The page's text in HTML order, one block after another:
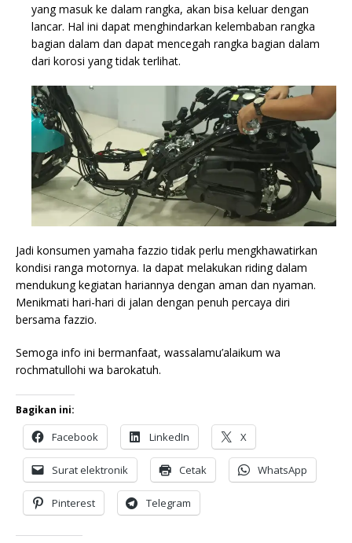
yang masuk ke dalam rangka, akan bisa keluar dengan
lancar. Hal ini dapat menghindarkan kelembaban rangka
bagian dalam dan dapat mencegah rangka bagian dalam
dari korosi yang tidak terlihat.
Jadi konsumen yamaha fazzio tidak perlu mengkhawatirkan
kondisi ranga motornya. Ia dapat melakukan riding dalam
mendukung kegiatan hariannya dengan aman dan nyaman.
Menikmati hari-hari di jalan dengan penuh percaya diri
bersama fazzio.
Semoga info ini bermanfaat, wassalamu’alaikum wa
rochmatullohi wa barokatuh.
Bagikan ini:
Facebook LinkedIn X
Surat elektronik Cetak WhatsApp
Pinterest Telegram